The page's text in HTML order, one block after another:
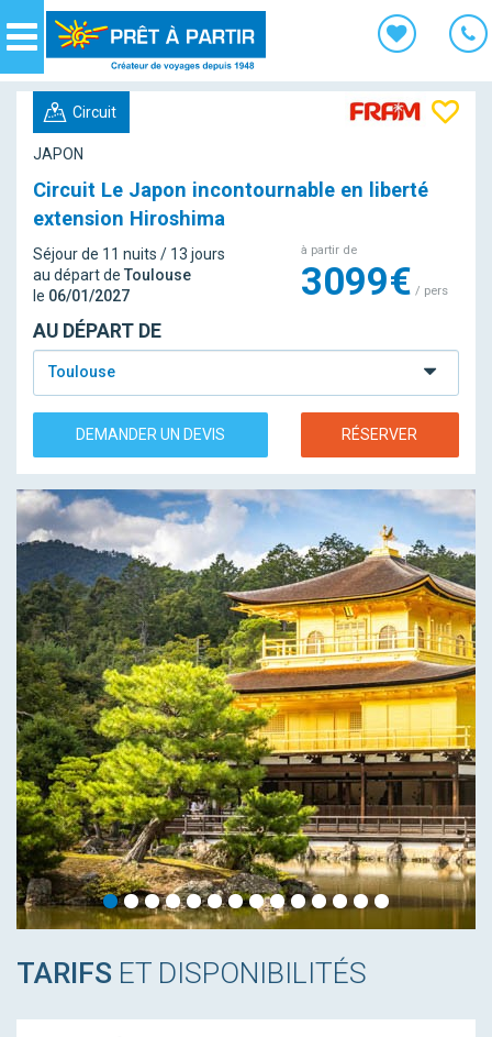
Navigation
Circuit
JAPON
Circuit Le Japon incontournable en liberté
extension Hiroshima
Séjour de 11 nuits / 13 jours
au départ de Toulouse
le 06/01/2027
à partir de
3099€ / pers
AU DÉPART DE
Toulouse
DEMANDER UN DEVIS RÉSERVER
TARIFS ET DISPONIBILITÉS
Panneau de gestion des cookies